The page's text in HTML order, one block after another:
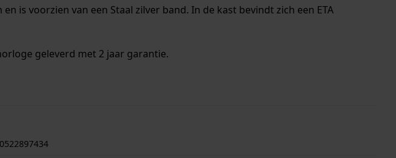
is voorzien van een Staal zilver band. In de kast bevindt zich een ETA
geleverd met 2 jaar garantie.